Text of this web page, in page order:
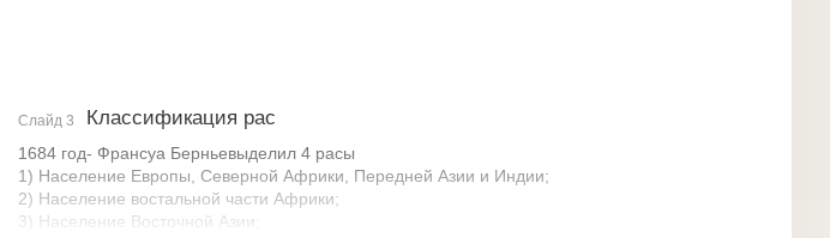
Слайд 3 Классификация рас
1684 год- Франсуа Берньевыделил 4 расы
1) Население Европы, Северной Африки, Передней Азии и Индии;
2) Население востальной части Африки;
3) Население Восточной Азии;